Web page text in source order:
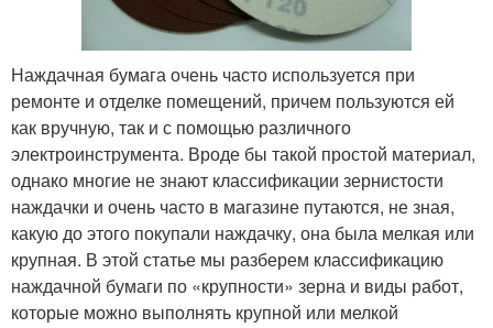
Наждачная бумага очень часто используется при
ремонте и отделке помещений, причем пользуются ей
как вручную, так и с помощью различного
электроинструмента. Вроде бы такой простой материал,
однако многие не знают классификации зернистости
наждачки и очень часто в магазине путаются, не зная,
какую до этого покупали наждачку, она была мелкая или
крупная. В этой статье мы разберем классификацию
наждачной бумаги по «крупности» зерна и виды работ,
которые можно выполнять крупной или мелкой